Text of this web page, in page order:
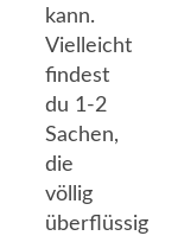
kann.
Vielleicht
findest
du 1-2
Sachen,
die
völlig
überflüssig